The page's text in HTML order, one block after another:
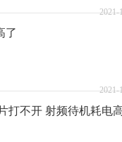
2021-
了
2021-
打不开 射频待机耗电